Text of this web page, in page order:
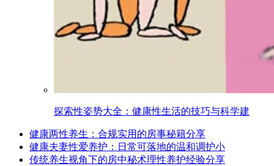
探索性姿势大全：健康性生活的技巧与科学建
健康两性养生：合规实用的房事秘籍分享
健康夫妻性爱养护：日常可落地的温和调护小
传统养生视角下的房中秘术理性养护经验分享